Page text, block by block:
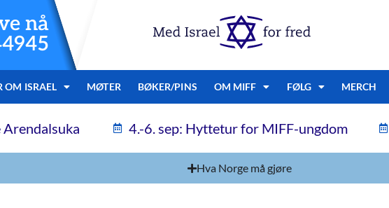
nå
OM ISRAEL MØTER BØKER/PINS OM MIFF FØLG MERCH
4.-6. sep: Hyttetur for MIFF-ungdom
Hva Norge må gjøre